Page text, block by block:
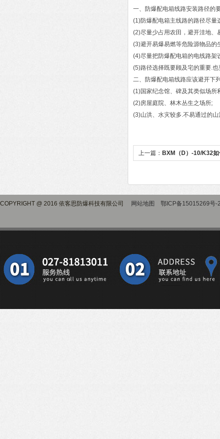
一、防爆配电箱线路安装路径的
(1)防爆配电箱主线路的路径尽量
(2)尽量少占用农田，避开洼地、
(3)避开易爆易燃等危险源物品的
(4)尽量把防爆配电箱的电线路架
(5)路径选择既要顾及宅的重要.
二、防爆配电箱线路应该避开下
(1)国家纪念馆、碑及其类似场所
(2)房屋庭院、林木丛生之场所;
(3)山洪、水灾较多.不易通过的
上一篇： BXM（D）-10/K32
COPYRIGHT @ 2016 依客思防爆科技有限公司 网站地图 鄂ICP备15015269号-